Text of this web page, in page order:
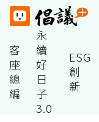
客
座
總
編
永
續
好
日
子
3.0
ESG
創
新